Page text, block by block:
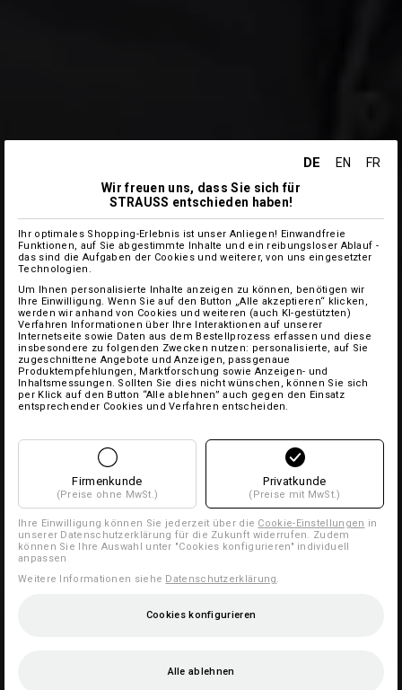
DE EN
FR
Wir freuen uns, dass Sie sich für
STRAUSS entschieden haben!
Ihr optimales Shopping-Erlebnis ist unser Anliegen! Einwandfreie
Funktionen, auf Sie abgestimmte Inhalte und ein reibungsloser Ablauf -
das sind die Aufgaben der Cookies und weiterer, von uns eingesetzter
Technologien.
Um Ihnen personalisierte Inhalte anzeigen zu können, benötigen wir
Ihre Einwilligung. Wenn Sie auf den Button „Alle akzeptieren“ klicken,
werden wir anhand von Cookies und weiteren (auch KI-gestützten)
Verfahren Informationen über Ihre Interaktionen auf unserer
Internetseite sowie Daten aus dem Bestellprozess erfassen und diese
insbesondere zu folgenden Zwecken nutzen: personalisierte, auf Sie
zugeschnittene Angebote und Anzeigen, passgenaue
Produktempfehlungen, Marktforschung sowie Anzeigen- und
Inhaltsmessungen. Sollten Sie dies nicht wünschen, können Sie sich
per Klick auf den Button “Alle ablehnen” auch gegen den Einsatz
entsprechender Cookies und Verfahren entscheiden.
Firmenkunde
(Preise ohne MwSt.)
Privatkunde
(Preise mit MwSt.)
Ihre Einwilligung können Sie jederzeit über die Cookie-Einstellungen in
unserer Datenschutzerklärung für die Zukunft widerrufen. Zudem
können Sie Ihre Auswahl unter "Cookies konfigurieren" individuell
anpassen
Weitere Informationen siehe Datenschutzerklärung.
Cookies konfigurieren
Alle ablehnen